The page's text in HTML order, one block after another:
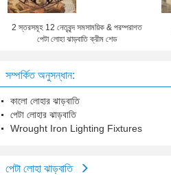
2 স্তরসমূহ 12 নেতৃবৃন্দ সমসাময়িক & পরম্পরাগত
পেটা লোহা ঝাড়বাতি ক্রীম শেড
সম্পর্কিত অনুসন্ধান:
কালো লোহার ঝাড়বাতি
পেটা লোহার ঝাড়বাতি
Wrought Iron Lighting Fixtures
পেটা লোহা ঝাড়বাতি